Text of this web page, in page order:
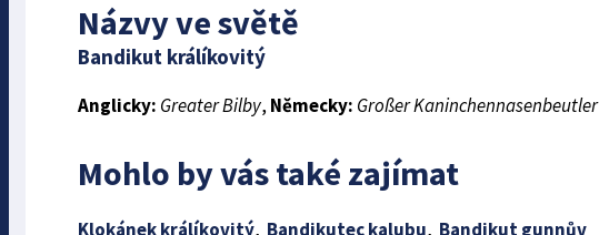
Názvy ve světě
Bandikut králíkovitý
Anglicky: Greater Bilby, Německy: Großer Kaninchennasenbeutler
Mohlo by vás také zajímat
Klokánek králíkovitý, Bandikutec kalubu, Bandikut gunnův